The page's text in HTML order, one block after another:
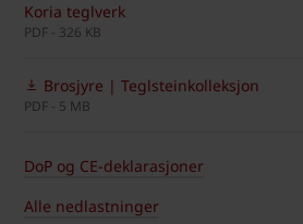
Koria teglverk
PDF - 326 KB
Brosjyre | Teglsteinkolleksjon
PDF - 5 MB
DoP og CE-deklarasjoner
Alle nedlastninger